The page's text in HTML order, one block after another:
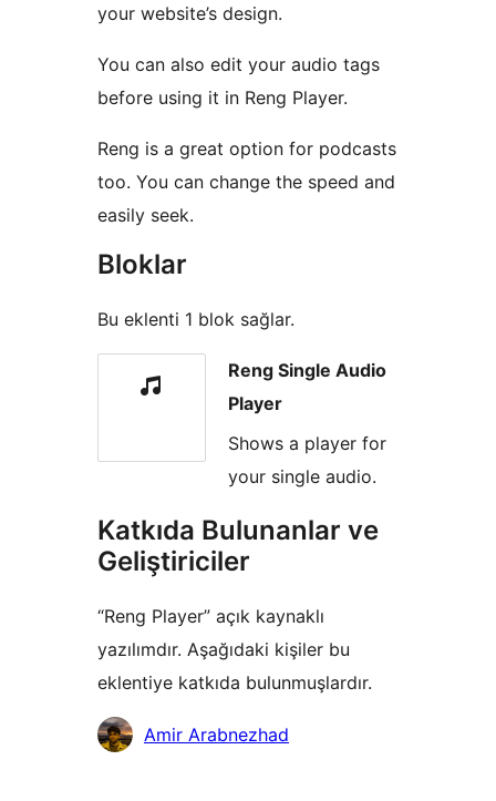
your website’s design.
You can also edit your audio tags
before using it in Reng Player.
Reng is a great option for podcasts
too. You can change the speed and
easily seek.
Bloklar
Bu eklenti 1 blok sağlar.
Reng Single Audio
Player
Shows a player for
your single audio.
Katkıda Bulunanlar ve
Geliştiriciler
“Reng Player” açık kaynaklı
yazılımdır. Aşağıdaki kişiler bu
eklentiye katkıda bulunmuşlardır.
KatkıdaAmir Arabnezhad